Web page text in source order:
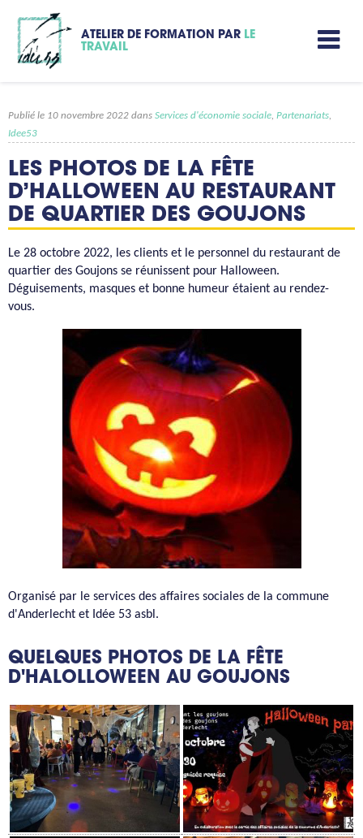
ATELIER DE FORMATION PAR LE
TRAVAIL
Publié le 10 novembre 2022 dans Services d'économie sociale, Partenariats,
Idee53
LES PHOTOS DE LA FÊTE
D’HALLOWEEN AU RESTAURANT
DE QUARTIER DES GOUJONS
Le 28 octobre 2022, les clients et le personnel du restaurant de
quartier des Goujons se réunissent pour Halloween.
Déguisements, masques et bonne humeur étaient au rendez-
vous.
Organisé par le services des affaires sociales de la commune
d'Anderlecht et Idée 53 asbl.
QUELQUES PHOTOS DE LA FÊTE
D'HALOLLOWEEN AU GOUJONS